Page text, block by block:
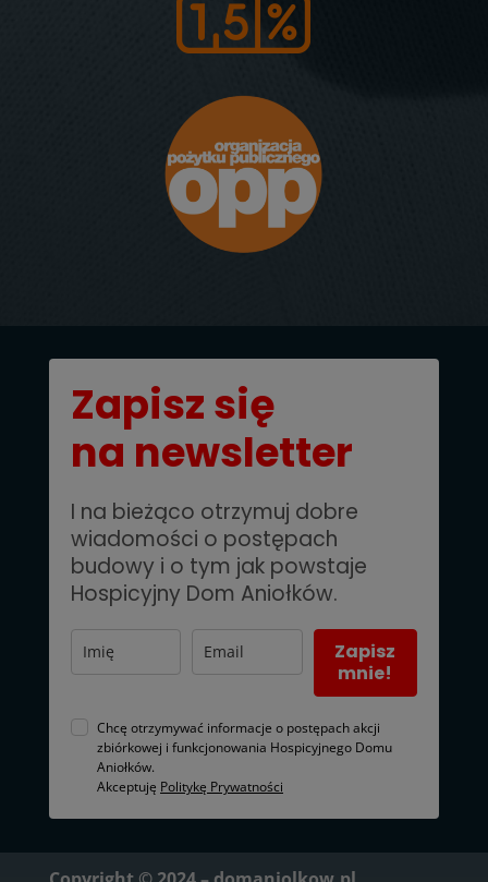
Zapisz się
na newsletter
I na bieżąco otrzymuj dobre
wiadomości o postępach
budowy i o tym jak powstaje
Hospicyjny Dom Aniołków.
Zapisz
mnie!
Chcę otrzymywać informacje o postępach akcji
zbiórkowej i funkcjonowania Hospicyjnego Domu
Aniołków.
Akceptuję Politykę Prywatności